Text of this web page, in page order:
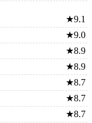
★9.1
★9.0
★8.9
★8.9
★8.7
★8.7
★8.7